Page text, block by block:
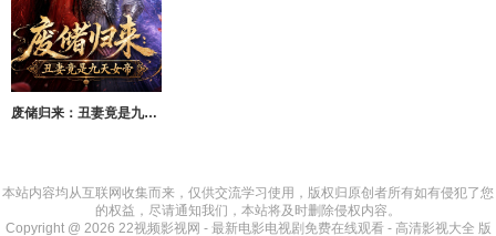
废储归来：丑妻竟是九天女帝
本站内容均从互联网收集而来，仅供交流学习使用，版权归原创者所有如有侵犯了您
的权益，尽请通知我们，本站将及时删除侵权内容。
Copyright @ 2026 22视频影视网 - 最新电影电视剧免费在线观看 - 高清影视大全 版